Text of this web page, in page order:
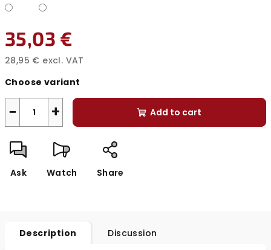
35,03 €
28,95 € excl. VAT
price:
Choose variant
+
− Add to cart
Ask Watch Share
Description Discussion